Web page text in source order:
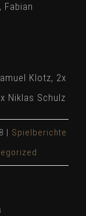
Fabian
Klotz, 2x
Niklas Schulz
| Spielberichte